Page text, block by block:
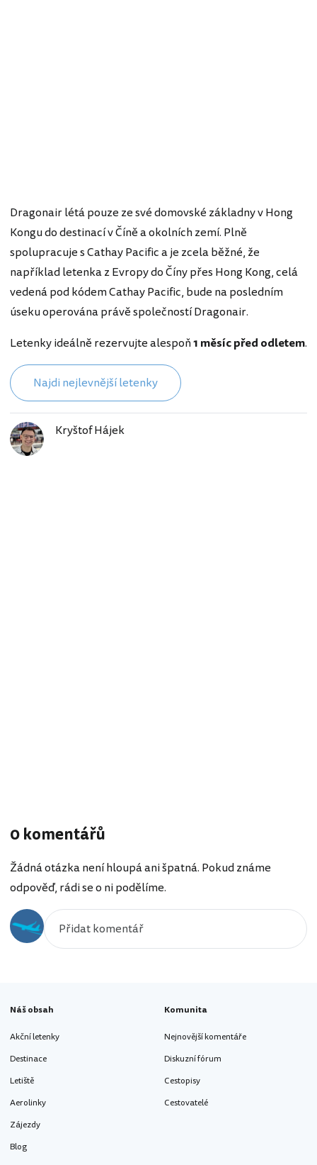
Dragonair létá pouze ze své domovské základny v Hong
Kongu do destinací v Číně a okolních zemí. Plně
spolupracuje s Cathay Pacific a je zcela běžné, že
například letenka z Evropy do Číny přes Hong Kong, celá
vedená pod kódem Cathay Pacific, bude na posledním
úseku operována právě společností Dragonair.
Letenky ideálně rezervujte alespoň1 měsíc před odletem.
Najdi nejlevnější letenky
Kryštof Hájek
0 komentářů
Žádná otázka není hloupá ani špatná. Pokud známe
odpověď, rádi se o ni podělíme.
Náš obsah
Akční letenky
Destinace
Letiště
Aerolinky
Zájezdy
Blog
Komunita
Nejnovější komentáře
Diskuzní fórum
Cestopisy
Cestovatelé